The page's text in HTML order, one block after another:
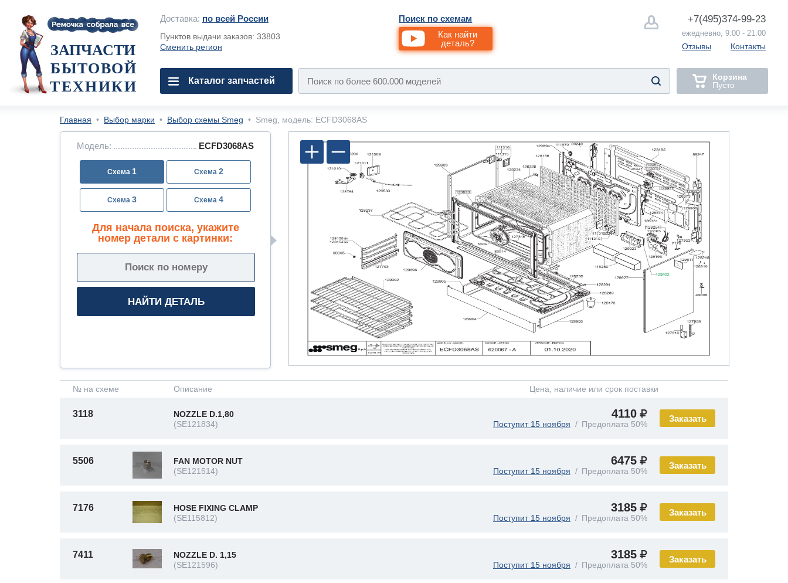
Доставка: по всей России
Пунктов выдачи заказов: 33803
Сменить регион
Поиск по схемам
Как найти
деталь?
+7(495)374-99-23
ежедневно, 9:00 - 21:00
Отзывы Контакты
ЗАПЧАСТИ
БЫТОВОЙ
ТЕХНИКИ
Каталог запчастей
Корзина
Пусто
Главная • Выбор марки • Выбор схемы Smeg • Smeg, модель: ECFD3068AS
Модель: ECFD3068AS
1 2
3 4
Для начала поиска, укажите
номер детали с картинки:
№ на схеме Описание Цена, наличие или срок поставки
Заказать
3118
NOZZLE D.1,80
(SE121834)
4110
Поступит 15 ноября Предоплата 50%
Заказать
5506
FAN MOTOR NUT
(SE121514)
6475
Поступит 15 ноября Предоплата 50%
Заказать
7176
HOSE FIXING CLAMP
(SE115812)
3185
Поступит 15 ноября Предоплата 50%
Заказать
7411
NOZZLE D. 1,15
(SE121596)
3185
Поступит 15 ноября Предоплата 50%